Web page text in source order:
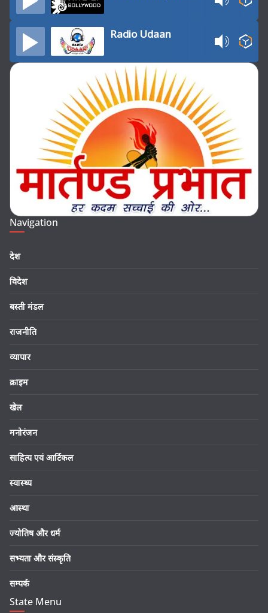
Radio Udaan
Navigation
देश
विदेश
बस्ती मंडल
राजनीति
व्यापार
क्राइम
खेल
मनोरंजन
साहित्य एवं आर्टिकल
स्वास्थ्य
आस्था
ज्योतिष और धर्म
सभ्यता और संस्कृति
सम्पर्क
State Menu